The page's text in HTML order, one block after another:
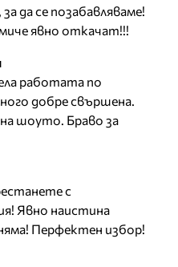
да се позабавляваме!
явно откачат!!!
работата по
добре свършена.
шоуто. Браво за
с
Явно наистина
Перфектен избор!